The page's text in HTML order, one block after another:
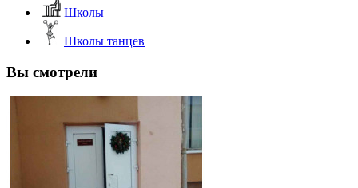
Школы
Школы танцев
Вы смотрели